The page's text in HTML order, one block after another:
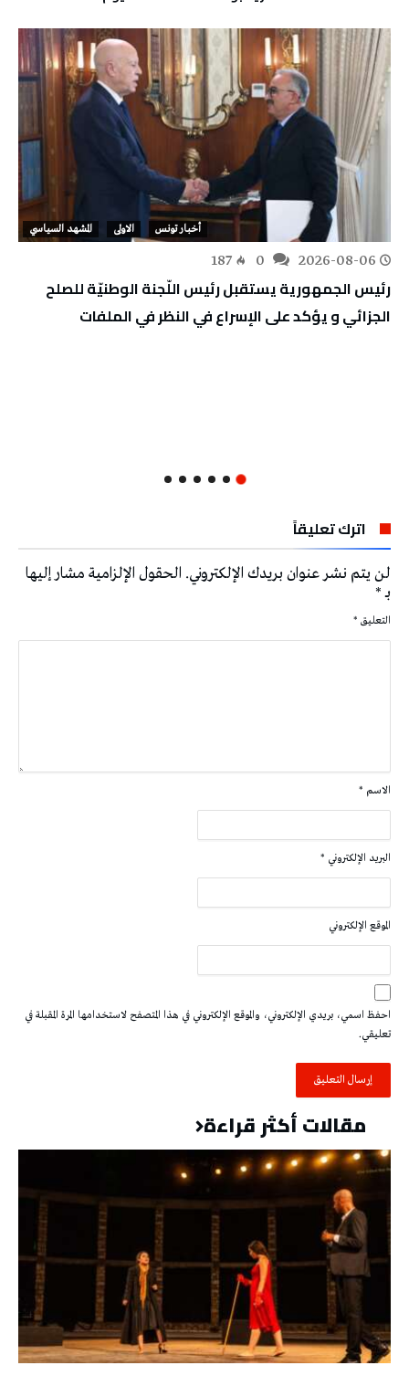
أخبار تونس الاولى المشهد السياسي
2026-08-06
187
رئيس الجمهورية يستقبل رئيس اللّجنة الوطنيّة للصلح
الجزائي و يؤكد على الإسراع في النظر في الملفات
اترك تعليقاً
لن يتم نشر عنوان بريدك الإلكتروني. الحقول الإلزامية مشار إليها
بـ*
التعليق *
الاسم *
البريد الإلكتروني *
الموقع الإلكتروني
احفظ اسمي، بريدي الإلكتروني، والموقع الإلكتروني في هذا المتصفح لاستخدامها المرة المقبلة في
تعليقي.
مقالات أكثر قراءة